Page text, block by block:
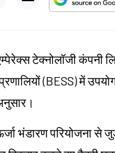
टेक्नोलॉजी कंपनी
(BESS) में
भंडारण परियोजना